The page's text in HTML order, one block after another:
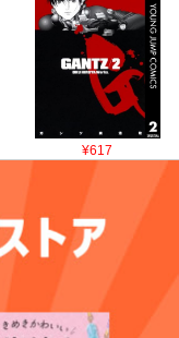
¥617